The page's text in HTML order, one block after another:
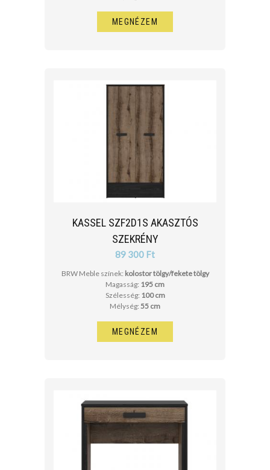
MEGNÉZEM
KASSEL SZF2D1S AKASZTÓS
SZEKRÉNY
89 300 Ft
BRW Meble színek: kolostor tölgy/fekete tölgy
Magasság: 195 cm
Szélesség: 100 cm
Mélység: 55 cm
MEGNÉZEM